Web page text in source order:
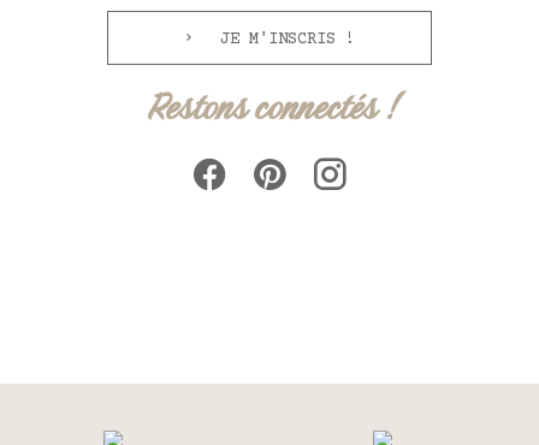
JE M'INSCRIS !
Restons connectés !